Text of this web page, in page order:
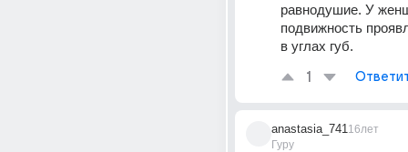
равнодушие. У
подвижность
в углах губ.
1
anastasia_741
Гуру
16лет